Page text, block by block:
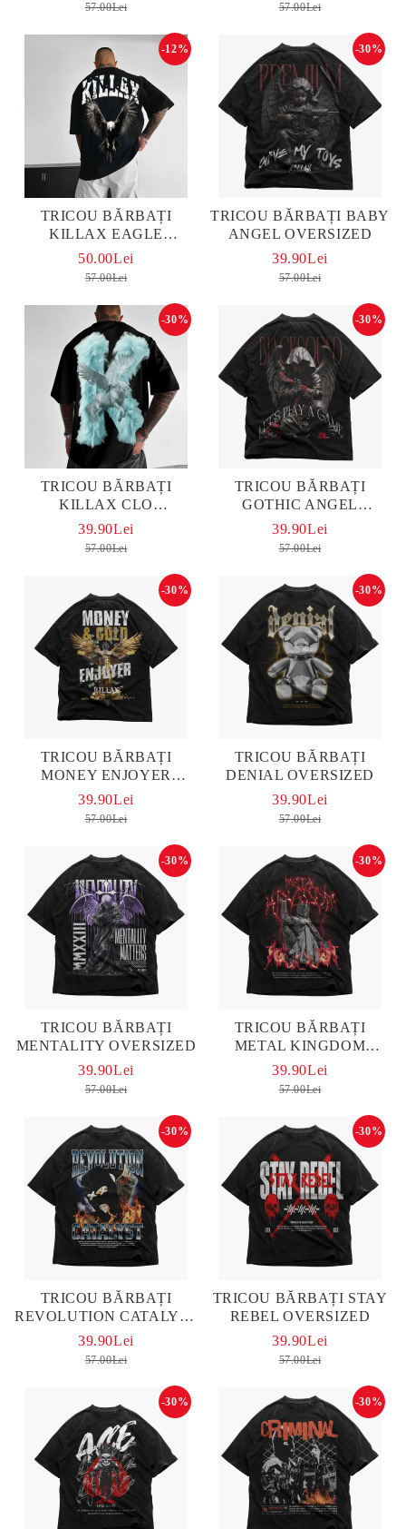
57.00Lei 57.00Lei
TRICOU BĂRBAȚI
KILLAX EAGLE
OVERSIZED
-12%
50.00Lei
57.00Lei
TRICOU BĂRBAȚI BABY
ANGEL OVERSIZED
-30%
39.90Lei
57.00Lei
TRICOU BĂRBAȚI
KILLAX CLO
OVERSIZED
-30%
39.90Lei
57.00Lei
TRICOU BĂRBAȚI
GOTHIC ANGEL
OVERSIZED
-30%
39.90Lei
57.00Lei
TRICOU BĂRBAȚI
MONEY ENJOYER
OVERSIZED
-30%
39.90Lei
57.00Lei
TRICOU BĂRBAȚI
DENIAL OVERSIZED
-30%
39.90Lei
57.00Lei
TRICOU BĂRBAȚI
MENTALITY OVERSIZED
-30%
39.90Lei
57.00Lei
TRICOU BĂRBAȚI
METAL KINGDOM
OVERSIZED
-30%
39.90Lei
57.00Lei
TRICOU BĂRBAȚI
REVOLUTION CATALYST
OVERSIZED
-30%
39.90Lei
57.00Lei
TRICOU BĂRBAȚI STAY
REBEL OVERSIZED
-30%
39.90Lei
57.00Lei
-30% -30%